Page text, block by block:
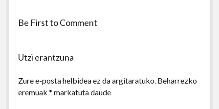
Be First to Comment
Utzi erantzuna
Zure e-posta helbidea ez da argitaratuko. Beharrezko
eremuak * markatuta daude